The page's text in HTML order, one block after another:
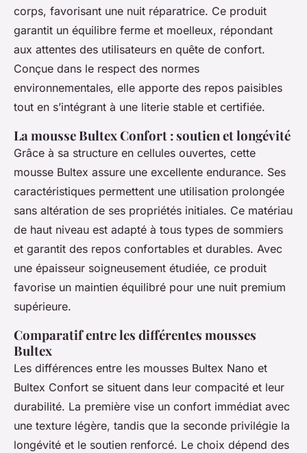
corps, favorisant une nuit réparatrice. Ce produit
garantit un équilibre ferme et moelleux, répondant
aux attentes des utilisateurs en quête de confort.
Conçue dans le respect des normes
environnementales, elle apporte des repos paisibles
tout en s’intégrant à une literie stable et certifiée.
La mousse Bultex Confort : soutien et longévité
Grâce à sa structure en cellules ouvertes, cette
mousse Bultex assure une excellente endurance. Ses
caractéristiques permettent une utilisation prolongée
sans altération de ses propriétés initiales. Ce matériau
de haut niveau est adapté à tous types de sommiers
et garantit des repos confortables et durables. Avec
une épaisseur soigneusement étudiée, ce produit
favorise un maintien équilibré pour une nuit premium
supérieure.
Comparatif entre les différentes mousses
Bultex
Les différences entre les mousses Bultex Nano et
Bultex Confort se situent dans leur compacité et leur
durabilité. La première vise un confort immédiat avec
une texture légère, tandis que la seconde privilégie la
longévité et le soutien renforcé. Le choix dépend des